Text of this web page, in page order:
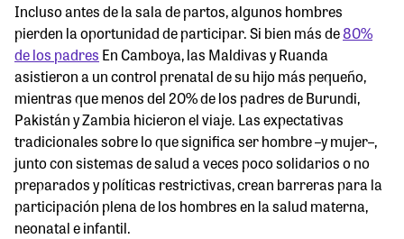
Incluso antes de la sala de partos, algunos hombres
pierden la oportunidad de participar. Si bien más de80%
de los padres En Camboya, las Maldivas y Ruanda
asistieron a un control prenatal de su hijo más pequeño,
mientras que menos del 20% de los padres de Burundi,
Pakistán y Zambia hicieron el viaje. Las expectativas
tradicionales sobre lo que significa ser hombre –y mujer–,
junto con sistemas de salud a veces poco solidarios o no
preparados y políticas restrictivas, crean barreras para la
participación plena de los hombres en la salud materna,
neonatal e infantil.